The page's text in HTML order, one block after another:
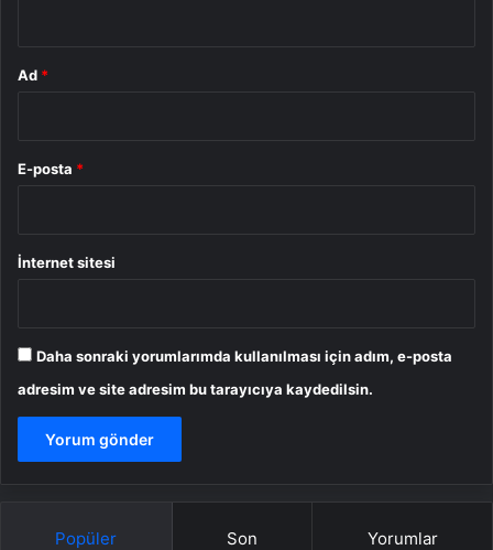
Ad *
E-posta *
İnternet sitesi
Daha sonraki yorumlarımda kullanılması için adım, e-posta
adresim ve site adresim bu tarayıcıya kaydedilsin.
Popüler Son Yorumlar